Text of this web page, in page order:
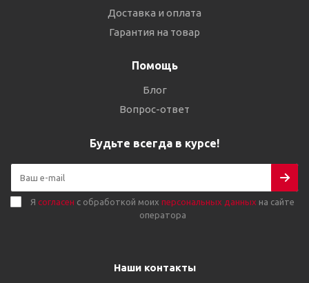
Доставка и оплата
Гарантия на товар
Помощь
Блог
Вопрос-ответ
Будьте всегда в курсе!
Я согласен с обработкой моих персональных данных на сайте
оператора
Наши контакты